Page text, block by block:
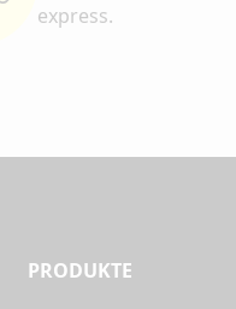
express.
PRODUKTE